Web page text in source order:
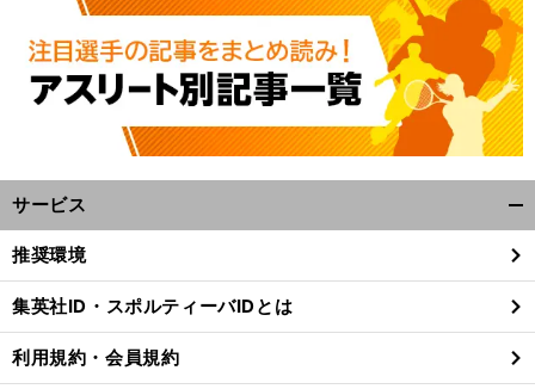
サービス
閉
る
推奨環境
集英社ID・スポルティーバIDとは
利用規約・会員規約